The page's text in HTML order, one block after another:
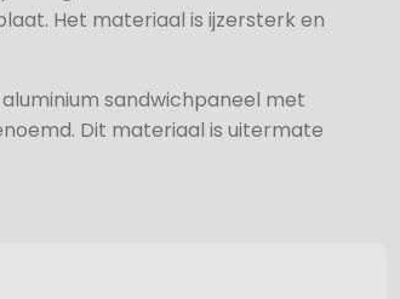
Het materiaal is ijzersterk en
sandwichpaneel met
Dit materiaal is uitermate